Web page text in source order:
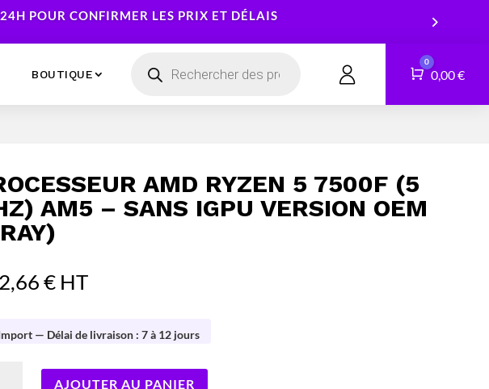
POUR CONFIRMER LES PRIX ET DÉLAIS
BOUTIQUE CONTACT
produits
Panier
0
0,00€
AMD RYZEN 5 7500F (5
AM5 – SANS IGPU VERSION OEM
€ HT
— Délai de livraison : 7 à 12 jours
AJOUTER AU PANIER
& Sécurité
Tablettes
Montres connectées
Services